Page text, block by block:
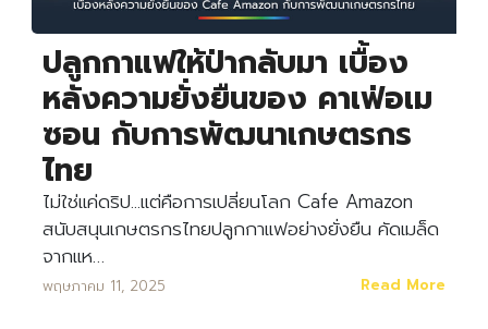
ปลูกกาแฟให้ป่ากลับมา เบื้อง
หลังความยั่งยืนของ คาเฟ่อเม
ซอน กับการพัฒนาเกษตรกร
ไทย
ไม่ใช่แค่ดริป...แต่คือการเปลี่ยนโลก Cafe Amazon
สนับสนุนเกษตรกรไทยปลูกกาแฟอย่างยั่งยืน คัดเมล็ด
จากแห…
พฤษภาคม 11, 2025 Read More